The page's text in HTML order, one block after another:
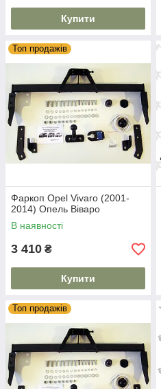
Купити
Топ продажів
Фаркоп Opel Vivaro (2001-
2014) Опель Віваро
В наявності
3 410 ₴
Купити
Топ продажів